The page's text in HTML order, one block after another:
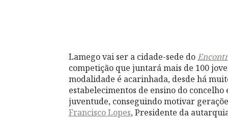
Lamego vai ser a cidade-sede do
competição que juntará mais de 100
modalidade é acarinhada, desde há
estabelecimentos de ensino do
juventude, conseguindo motivar
Francisco Lopes, Presidente da